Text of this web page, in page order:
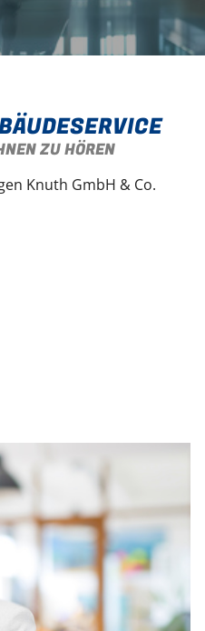
ZU HÖREN
Knuth GmbH & Co.